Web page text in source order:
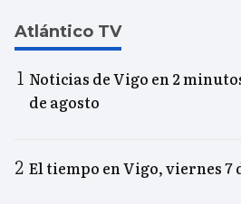
Atlántico TV
Noticias de Vigo en 2
de agosto
El tiempo en Vigo, viernes 7